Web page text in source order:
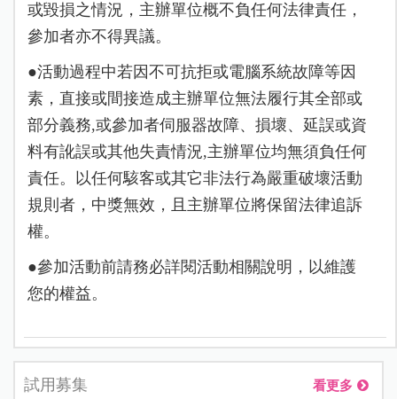
或毀損之情況，主辦單位概不負任何法律責任，
參加者亦不得異議。
●活動過程中若因不可抗拒或電腦系統故障等因
素，直接或間接造成主辦單位無法履行其全部或
部分義務,或參加者伺服器故障、損壞、延誤或資
料有訛誤或其他失責情況,主辦單位均無須負任何
責任。以任何駭客或其它非法行為嚴重破壞活動
規則者，中獎無效，且主辦單位將保留法律追訴
權。
●參加活動前請務必詳閱活動相關說明，以維護
您的權益。
試用募集 看更多